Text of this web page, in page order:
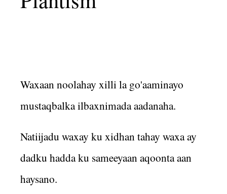
Waxaan noolahay xilli la go'aaminayo
mustaqbalka ilbaxnimada aadanaha.
Natiijadu waxay ku xidhan tahay waxa ay
dadku hadda ku sameeyaan aqoonta aan
haysano.